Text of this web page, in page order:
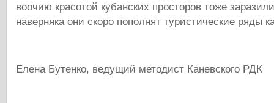
воочию красотой кубанских просторов тоже
наверняка они скоро пополнят туристические ряды
Елена Бутенко, ведущий методист Каневского РДК